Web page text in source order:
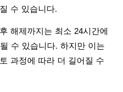
수 있습니다.
해제까지는 최소 24시간에
수 있습니다. 하지만 이는
과정에 따라 더 길어질 수